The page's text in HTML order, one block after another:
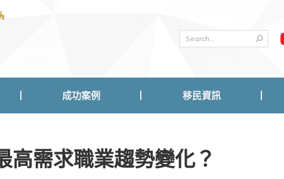
成功案例 移民資訊
高需求職業趨勢變化？